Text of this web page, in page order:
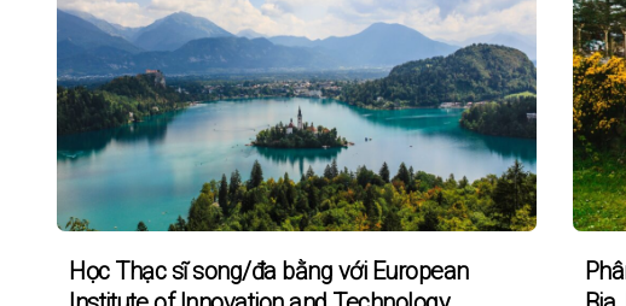
Học Thạc sĩ song/đa bằng với European